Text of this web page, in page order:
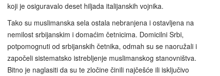
koji je osiguravalo deset hiljada italijanskih vojnika.
Tako su muslimanska sela ostala nebranjena i ostavljena na
nemilost srbijanskim i domaćim četnicima. Domicilni Srbi,
potpomognuti od srbijanskih četnika, odmah su se naoružali i
započeli sistematsko istrebljenje muslimanskog stanovništva.
Bitno je naglasiti da su te zločine činili najčešće ili isključivo